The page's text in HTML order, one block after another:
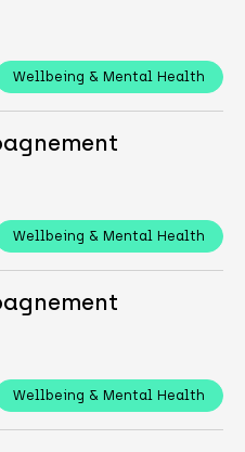
Wellbeing & Mental Health
Wellbeing & Mental Health
Wellbeing & Mental Health